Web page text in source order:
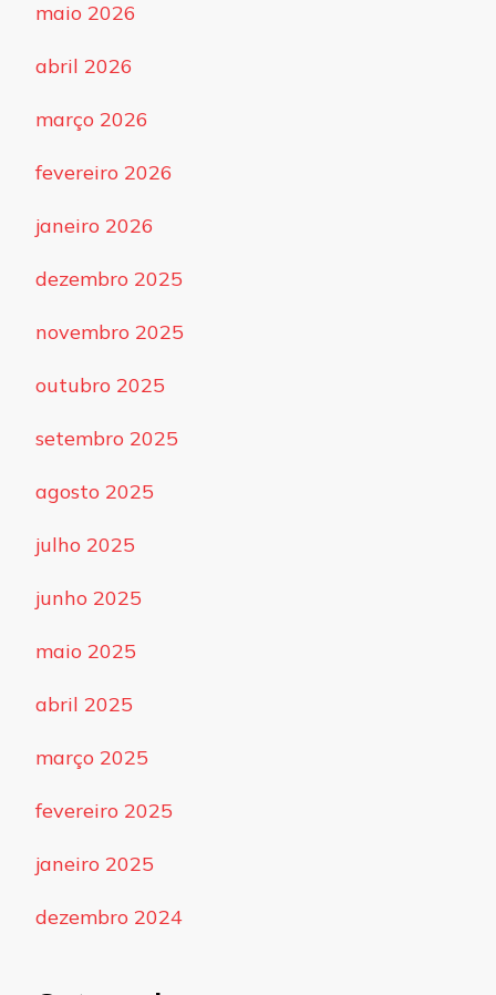
maio 2026
abril 2026
março 2026
fevereiro 2026
janeiro 2026
dezembro 2025
novembro 2025
outubro 2025
setembro 2025
agosto 2025
julho 2025
junho 2025
maio 2025
abril 2025
março 2025
fevereiro 2025
janeiro 2025
dezembro 2024